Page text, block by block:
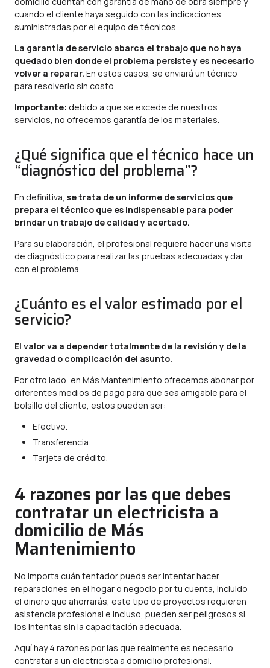
cuando el cliente haya seguido con las indicaciones
suministradas por el equipo de técnicos.
La garantía de servicio abarca el trabajo que no haya
quedado bien donde el problema persiste y es necesario
volver a reparar. En estos casos, se enviará un técnico
para resolverlo sin costo.
Importante: debido a que se excede de nuestros
servicios, no ofrecemos garantía de los materiales.
¿Qué significa que el técnico hace un
“diagnóstico del problema”?
En definitiva, se trata de un informe de servicios que
prepara el técnico que es indispensable para poder
brindar un trabajo de calidad y acertado.
Para su elaboración, el profesional requiere hacer una visita
de diagnóstico para realizar las pruebas adecuadas y dar
con el problema.
¿Cuánto es el valor estimado por el
servicio?
El valor va a depender totalmente de la revisión y de la
gravedad o complicación del asunto.
Por otro lado, en Más Mantenimiento ofrecemos abonar por
diferentes medios de pago para que sea amigable para el
bolsillo del cliente, estos pueden ser:
Efectivo.
Transferencia.
Tarjeta de crédito.
4 razones por las que debes
contratar un electricista a
domicilio de Más
Mantenimiento
No importa cuán tentador pueda ser intentar hacer
reparaciones en el hogar o negocio por tu cuenta, incluido
el dinero que ahorrarás, este tipo de proyectos requieren
asistencia profesional e incluso, pueden ser peligrosos si
los intentas sin la capacitación adecuada.
Aquí hay 4 razones por las que realmente es necesario
contratar a un electricista a domicilio profesional.